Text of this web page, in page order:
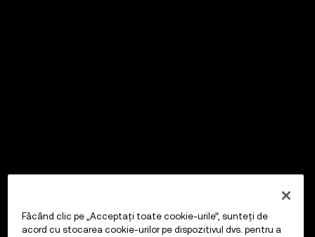
Făcând clic pe „Acceptați toate cookie-urile”, sunteți de
acord cu stocarea cookie-urilor pe dispozitivul dvs. pentru a